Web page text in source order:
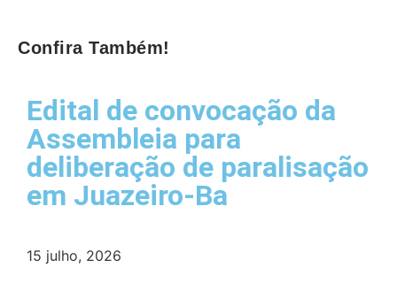
Confira Também!
Edital de convocação da
Assembleia para
deliberação de paralisação
em Juazeiro-Ba
15 julho, 2026